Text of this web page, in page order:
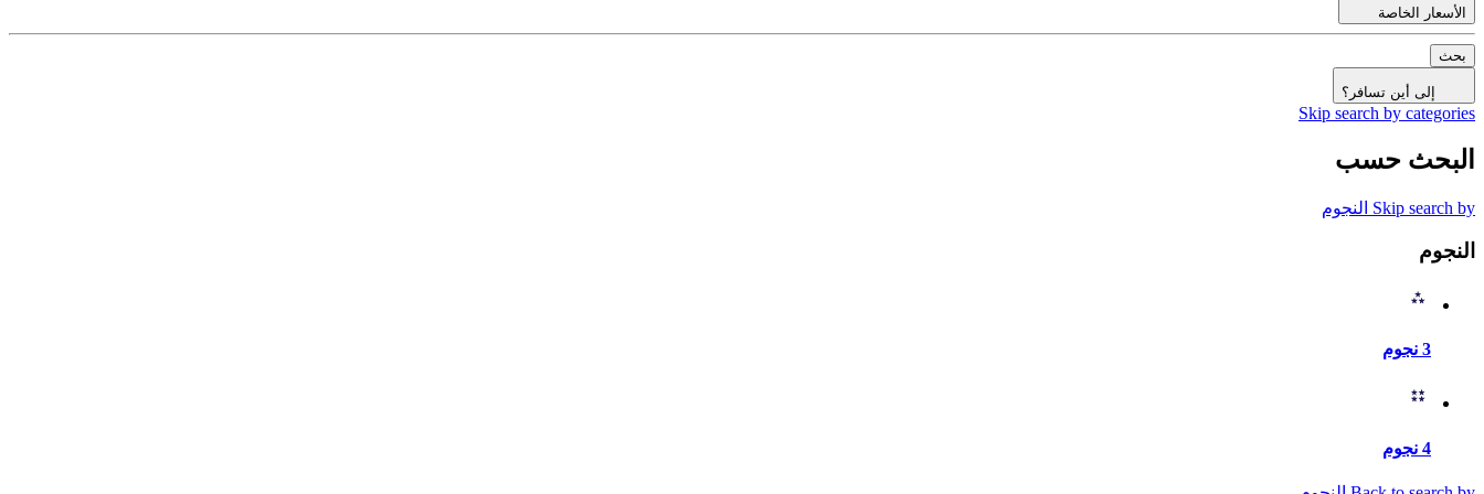
الأسعار الخاصة
بحث
Skip search by categories
البحث حسب
Skip search by النجوم
النجوم
3 نجوم
4 نجوم